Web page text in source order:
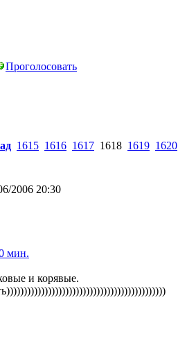
Проголосовать
1615 1616 1617 1618 1619 1620
2006 20:30
мин.
и корявые.